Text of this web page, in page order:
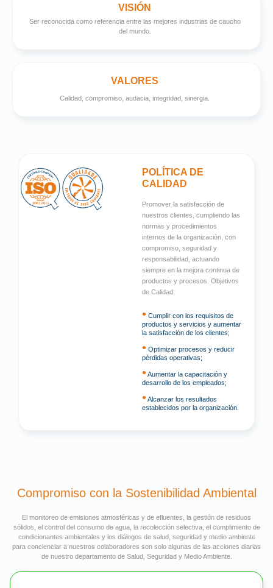
VISIÓN
Ser reconocida como referencia entre las mejores industrias de caucho
del mundo.
VALORES
Calidad, compromiso, audacia, integridad, sinergia.
POLÍTICA DE
CALIDAD
Promover la satisfacción de
nuestros clientes, cumpliendo las
normas y procedimientos
internos de la organización, con
compromiso, seguridad y
responsabilidad, actuando
siempre en la mejora continua de
productos y procesos. Objetivos
de Calidad:
• Cumplir con los requisitos de
productos y servicios y aumentar
la satisfacción de los clientes;
• Optimizar procesos y reducir
pérdidas operativas;
•Aumentar la capacitación y
desarrollo de los empleados;
•Alcanzar los resultados
establecidos por la organización.
Compromiso con la Sostenibilidad Ambiental
El monitoreo de emisiones atmosféricas y de efluentes, la gestión de residuos
sólidos, el control del consumo de agua, la recolección selectiva, el cumplimiento de
condicionantes ambientales y los diálogos de salud, seguridad y medio ambiente
para concienciar a nuestros colaboradores son solo algunas de las acciones diarias
de nuestro departamento de Salud, Seguridad y Medio Ambiente.